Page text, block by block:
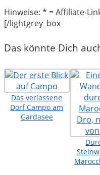
Hinweise: * = Affiliate-
[/lightgrey_box
Das könnte Dich
Das verlassene
Dorf Campo am
Gardasee